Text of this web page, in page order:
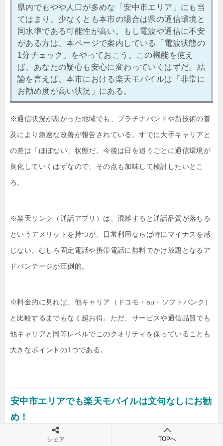
県内でもやや人口が多めな「安中市エリア」にも当
てはまり、少なくとも本市の場合は県の通信環境と
同水準である可能性が高い。もし電波や通信に不安
がある方は、本ページで案内している「電波状態の
1分チェック」をやっておこう。この機能を使え
ば、あなたの疑心も安心に変わっていくはずだ。結
論を言えば、本市における楽天モバイルは「非常に
お勧め度が高い状況」にある。
※通信状況が悪かった地域でも、プラチナバンドや新技術の普
及により急速な改善が報告されている。すでに大手キャリアと
の差は「ほぼない」状態だ。今後は日を追うごとに通信環境が
良化していくはずなので、その点も加味して検討したいとこ
ろ。
※楽天リンク（通話アプリ）は、混雑すると通話品質が落ちる
というデメリットを持つが、日常利用ならば特にマイナスを感
じない。むしろ固定電話や携帯電話に無料でかけ放題となるア
ドバンテージが圧倒的。
※料金的に見れば、他キャリア（ドコモ・au・ソフトバンク）
と比較するまでもなく超お得。ただ、サービスや通信品質でも
他キャリアと同等レベルでこのクオリティを保っていることも
大きなポイントの1つである。
安中市エリアでも楽天モバイルは文句なしにお勧
め！
シェア TOPへ